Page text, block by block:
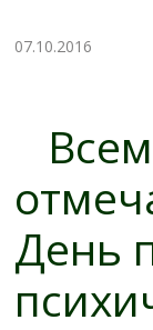
07.10.2016
День